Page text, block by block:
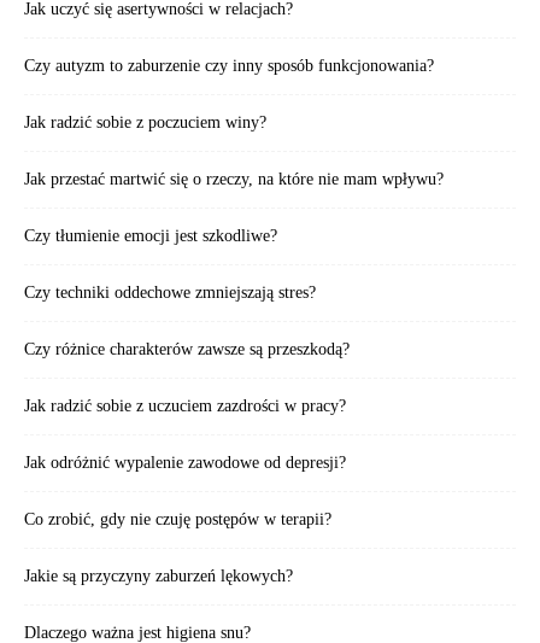
Jak uczyć się asertywności w relacjach?
Czy autyzm to zaburzenie czy inny sposób funkcjonowania?
Jak radzić sobie z poczuciem winy?
Jak przestać martwić się o rzeczy, na które nie mam wpływu?
Czy tłumienie emocji jest szkodliwe?
Czy techniki oddechowe zmniejszają stres?
Czy różnice charakterów zawsze są przeszkodą?
Jak radzić sobie z uczuciem zazdrości w pracy?
Jak odróżnić wypalenie zawodowe od depresji?
Co zrobić, gdy nie czuję postępów w terapii?
Jakie są przyczyny zaburzeń lękowych?
Dlaczego ważna jest higiena snu?